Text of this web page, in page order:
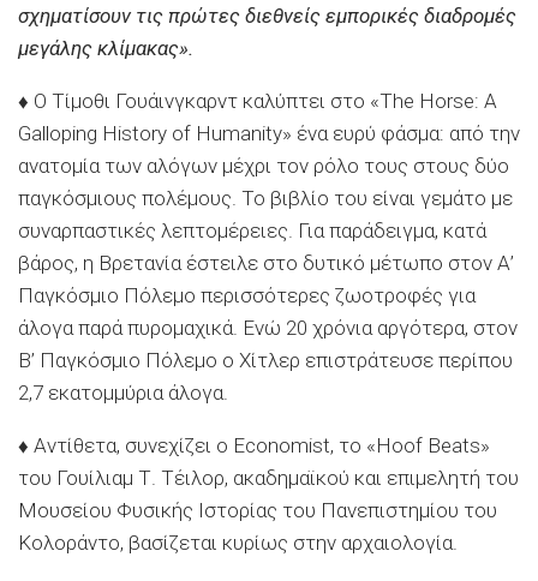
σχηματίσουν τις πρώτες διεθνείς εμπορικές διαδρομές
μεγάλης κλίμακας».
♦ Ο Τίμοθι Γουάινγκαρντ καλύπτει στο «The Horse: A
Galloping History of Humanity» ένα ευρύ φάσμα: από την
ανατομία των αλόγων μέχρι τον ρόλο τους στους δύο
παγκόσμιους πολέμους. Το βιβλίο του είναι γεμάτο με
συναρπαστικές λεπτομέρειες. Για παράδειγμα, κατά
βάρος, η Βρετανία έστειλε στο δυτικό μέτωπο στον Α’
Παγκόσμιο Πόλεμο περισσότερες ζωοτροφές για
άλογα παρά πυρομαχικά. Ενώ 20 χρόνια αργότερα, στον
Β’ Παγκόσμιο Πόλεμο ο Χίτλερ επιστράτευσε περίπου
2,7 εκατομμύρια άλογα.
♦ Αντίθετα, συνεχίζει ο Economist, το «Hoof Beats»
του Γουίλιαμ Τ. Τέιλορ, ακαδημαϊκού και επιμελητή του
Μουσείου Φυσικής Ιστορίας του Πανεπιστημίου του
Κολοράντο, βασίζεται κυρίως στην αρχαιολογία.